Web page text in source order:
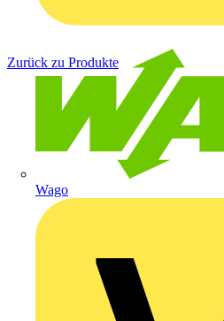
Wago
Zurück zu Produkte